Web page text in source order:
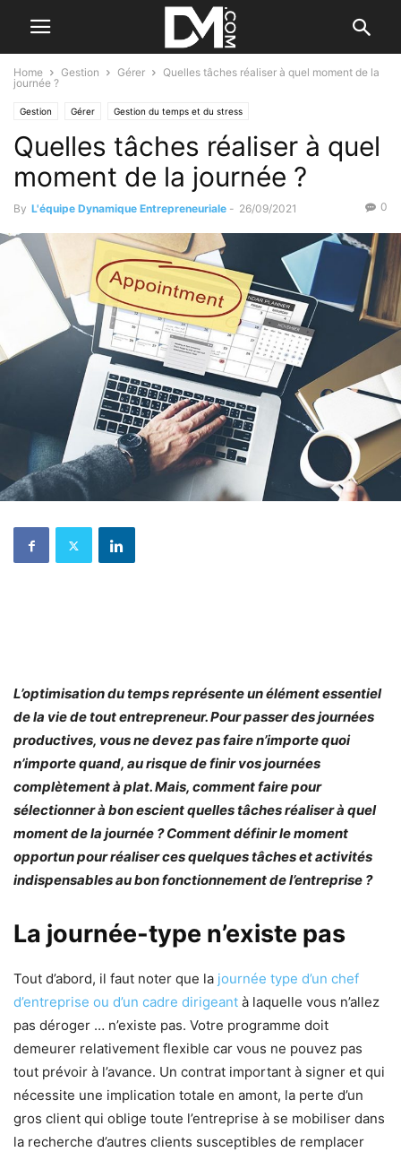
Home Gestion Gérer
Quelles tâches réaliser à quel moment de la
journée ?
Gestion Gérer Gestion du temps et du stress
Quelles tâches réaliser à quel
moment de la journée ?
By L'équipe Dynamique Entrepreneuriale - 26/09/2021 0
L’optimisation du temps représente un élément essentiel
de la vie de tout entrepreneur. Pour passer des journées
productives, vous ne devez pas faire n’importe quoi
n’importe quand, au risque de finir vos journées
complètement à plat. Mais, comment faire pour
sélectionner à bon escient quelles tâches réaliser à quel
moment de la journée ? Comment définir le moment
opportun pour réaliser ces quelques tâches et activités
indispensables au bon fonctionnement de l’entreprise ?
La journée-type n’existe pas
Tout d’abord, il faut noter que la journée type d’un chef
d’entreprise ou d’un cadre dirigeant à laquelle vous n’allez
pas déroger … n’existe pas. Votre programme doit
demeurer relativement flexible car vous ne pouvez pas
tout prévoir à l’avance. Un contrat important à signer et qui
nécessite une implication totale en amont, la perte d’un
gros client qui oblige toute l’entreprise à se mobiliser dans
la recherche d’autres clients susceptibles de remplacer